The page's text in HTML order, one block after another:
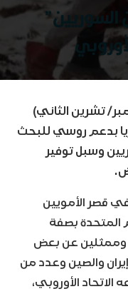
السوريين”
(11 من نوفمبر/ تشرين الثاني)
بدعم روسي للبحث
وسبل توفير
قصر الأمويين
المتحدة بصفة
وممثلين عن بعض
والصين وعدد من
الاتحاد الأوروبي،